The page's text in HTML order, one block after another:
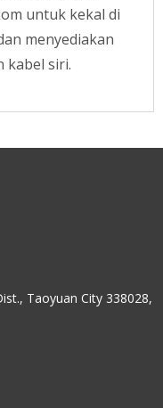
untuk kekal di
menyediakan
kabel siri.
Taoyuan City 338028,